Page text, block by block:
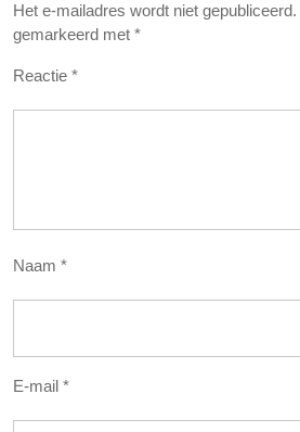
Het e-mailadres wordt niet gepubliceerd.
gemarkeerd met *
Reactie *
Naam *
E-mail *